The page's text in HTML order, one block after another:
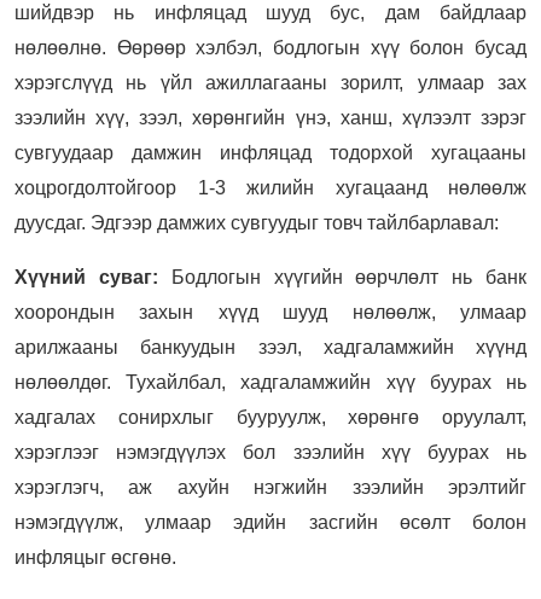
шийдвэр нь инфляцад шууд бус, дам байдлаар
нөлөөлнө. Өөрөөр хэлбэл, бодлогын хүү болон бусад
хэрэгслүүд нь үйл ажиллагааны зорилт, улмаар зах
зээлийн хүү, зээл, хөрөнгийн үнэ, ханш, хүлээлт зэрэг
сувгуудаар дамжин инфляцад тодорхой хугацааны
хоцрогдолтойгоор 1-3 жилийн хугацаанд нөлөөлж
дуусдаг. Эдгээр дамжих сувгуудыг товч тайлбарлавал:
Хүүний суваг: Бодлогын хүүгийн өөрчлөлт нь банк
хоорондын захын хүүд шууд нөлөөлж, улмаар
арилжааны банкуудын зээл, хадгаламжийн хүүнд
нөлөөлдөг. Тухайлбал, хадгаламжийн хүү буурах нь
хадгалах сонирхлыг бууруулж, хөрөнгө оруулалт,
хэрэглээг нэмэгдүүлэх бол зээлийн хүү буурах нь
хэрэглэгч, аж ахуйн нэгжийн зээлийн эрэлтийг
нэмэгдүүлж, улмаар эдийн засгийн өсөлт болон
инфляцыг өсгөнө.